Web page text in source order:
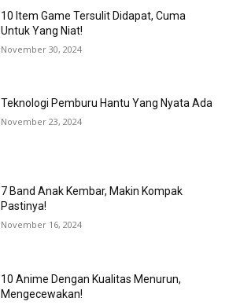
10 Item Game Tersulit Didapat, Cuma
Untuk Yang Niat!
November 30, 2024
Teknologi Pemburu Hantu Yang Nyata Ada
November 23, 2024
7 Band Anak Kembar, Makin Kompak
Pastinya!
November 16, 2024
10 Anime Dengan Kualitas Menurun,
Mengecewakan!